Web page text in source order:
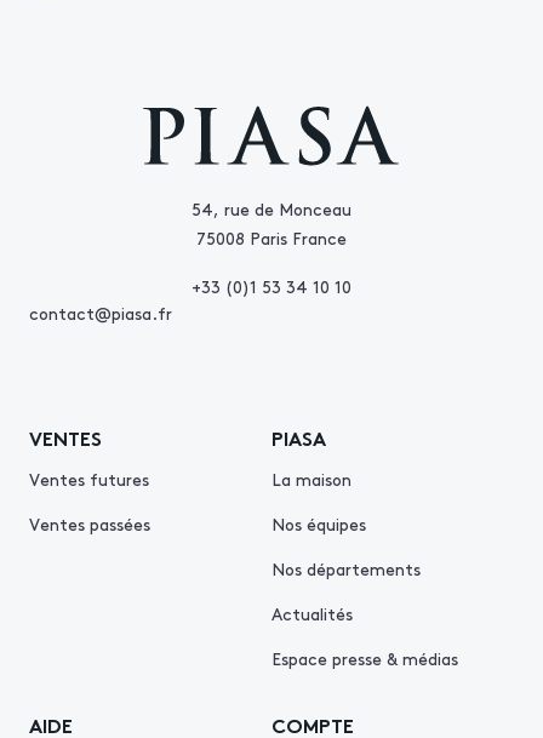
54, rue de Monceau
75008 Paris France
+33 (0)1 53 34 10 10
contact@piasa.fr
VENTES
Ventes futures
Ventes passées
PIASA
La maison
Nos équipes
Nos départements
Actualités
Espace presse & médias
AIDE COMPTE